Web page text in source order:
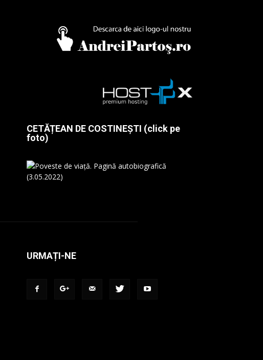
CETĂȚEAN DE COSTINEȘTI (click pe
foto)
URMAȚI-NE